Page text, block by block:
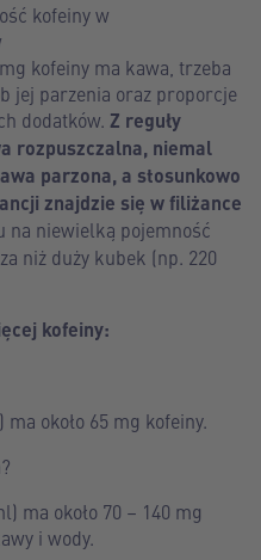
kofeiny w
kofeiny ma kawa, trzeba
jej parzenia oraz proporcje
dodatków. Z reguły
rozpuszczalna, niemal
parzona, a stosunkowo
znajdzie się w filiżance
na niewielką pojemność
niż duży kubek (np. 220
kofeiny:
około 65 mg kofeiny.
ma około 70 – 140 mg
i wody.